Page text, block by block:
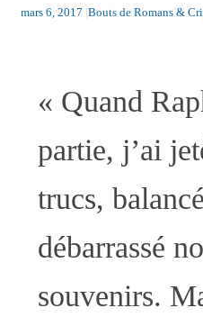
mars 6, 2017 |Bouts de Romans &
« Quand
partie, j’ai
trucs,
débarrassé
souvenirs.